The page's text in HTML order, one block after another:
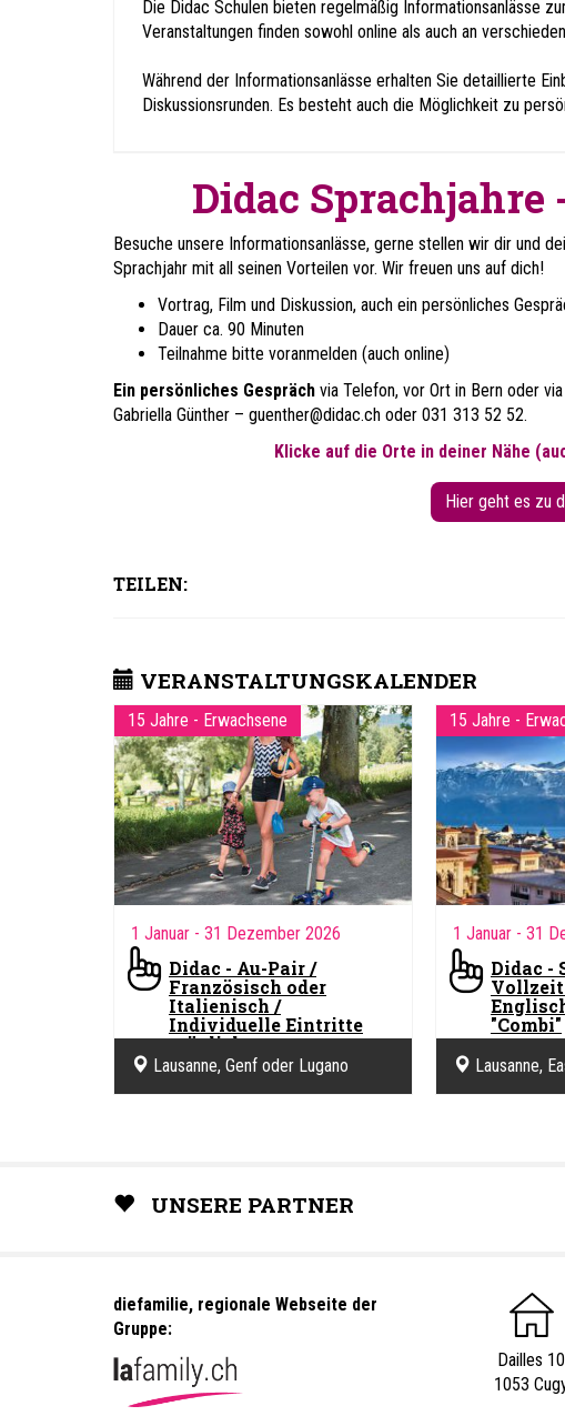
Die Didac Schulen bieten regelmäßig Informationsanlässe
Veranstaltungen finden sowohl online als auch an
Während der Informationsanlässe erhalten Sie detaillierte
Diskussionsrunden. Es besteht auch die Möglichkeit zu
Didac
Besuche unsere Informationsanlässe, gerne stellen wir dir und
Sprachjahr mit all seinen Vorteilen vor. Wir freuen uns auf dich!
Vortrag, Film und Diskussion, auch ein persönliches
Dauer ca. 90 Minuten
Teilnahme bitte voranmelden (auch online)
Ein persönliches Gespräch via Telefon, vor Ort in Bern oder
Gabriella Günther – guenther@didac.ch oder 031 313 52 52.
Klicke auf die Orte in deiner Nähe
Hier geht es zu
TEILEN:
VERANSTALTUNGSKALENDER
15 Jahre - Erwachsene
1 Januar - 31 Dezember 2026
Didac - Au-Pair /
Französisch oder
Italienisch /
Individuelle Eintritte
möglich
Didac Schulen - Bern
Lausanne, Genf oder Lugano
15 Jahre -
1 Januar - 31
Didac -
Vollzeit
"Combi"
Didac Schulen -
Lausanne,
UNSERE PARTNER
diefamilie, regionale Webseite der
Gruppe:
Dailles 10
1053